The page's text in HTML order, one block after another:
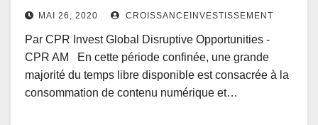
MAI 26, 2020 CROISSANCEINVESTISSEMENT
Par CPR Invest Global Disruptive Opportunities -
CPR AM En cette période confinée, une grande
majorité du temps libre disponible est consacrée à la
consommation de contenu numérique et…